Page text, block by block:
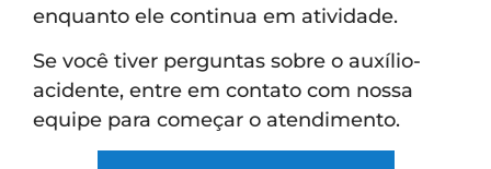
enquanto ele continua em atividade.
Se você tiver perguntas sobre o auxílio-
acidente, entre em contato com nossa
equipe para começar o atendimento.